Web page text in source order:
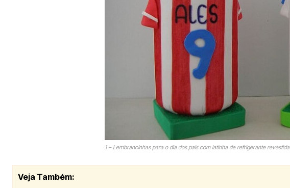
1 – Lembrancinhas para o dia dos pais com latinha de refrigerante revestida
Veja Também: